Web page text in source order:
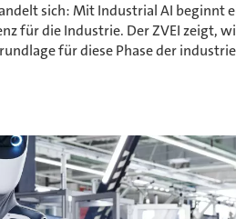
sich: Mit Industrial AI beginnt
für die Industrie. Der ZVEI zeigt,
für diese Phase der